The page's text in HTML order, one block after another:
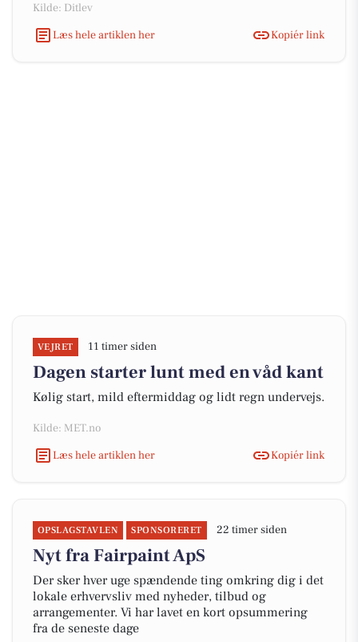
Kilde: Ditlev
Læs hele artiklen her
Kopiér link
VEJRET 11 timer siden
Dagen starter lunt med en våd kant
Kølig start, mild eftermiddag og lidt regn undervejs.
Kilde: MET.no
Læs hele artiklen her
Kopiér link
OPSLAGSTAVLEN SPONSORERET 22 timer siden
Nyt fra Fairpaint ApS
Der sker hver uge spændende ting omkring dig i det
lokale erhvervsliv med nyheder, tilbud og
arrangementer. Vi har lavet en kort opsummering
fra de seneste dage